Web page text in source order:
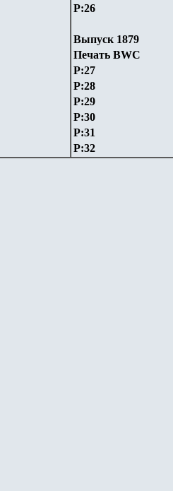
P:26
Выпуск 1879
Печать BWC
P:27
P:28
P:29
P:30
P:31
P:32